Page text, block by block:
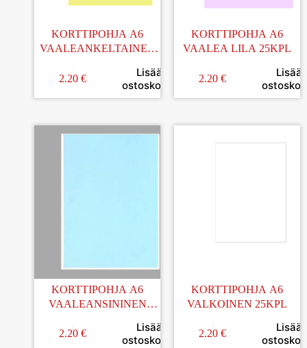
KORTTIPOHJA A6
VAALEANKELTAINEN
2.20 €
Lisää
ostoskoriin
KORTTIPOHJA A6
VAALEA LILA 25KPL
2.20 €
Lisää
KORTTIPOHJA A6
VAALEANSININEN
2.20 €
Lisää
ostoskoriin
KORTTIPOHJA A6
VALKOINEN 25KPL
2.20 €
Lisää